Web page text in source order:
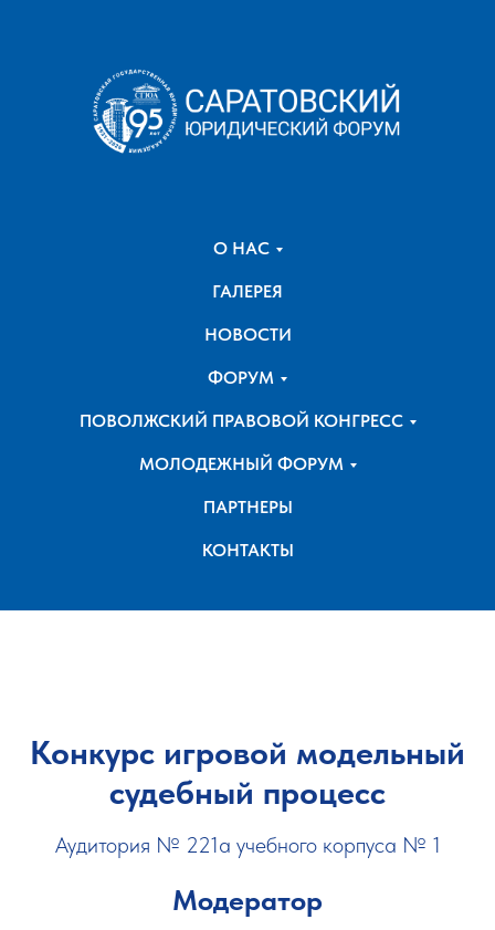
О НАС
ГАЛЕРЕЯ
НОВОСТИ
ФОРУМ
ПОВОЛЖСКИЙ ПРАВОВОЙ КОНГРЕСС
МОЛОДЕЖНЫЙ ФОРУМ
ПАРТНЕРЫ
КОНТАКТЫ
Конкурс игровой модельный
судебный процесс
Аудитория № 221а учебного корпуса № 1
Модератор